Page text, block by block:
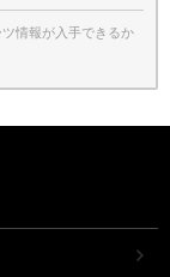
情報が入手できるか